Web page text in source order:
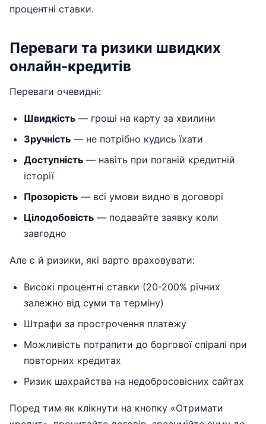
процентні ставки.
Переваги та ризики швидких
онлайн-кредитів
Переваги очевидні:
Швидкість — гроші на карту за хвилини
Зручність — не потрібно кудись їхати
Доступність — навіть при поганій кредитній
історії
Прозорість — всі умови видно в договорі
Цілодобовість — подавайте заявку коли
завгодно
Але є й ризики, які варто враховувати:
Високі процентні ставки (20-200% річних
залежно від суми та терміну)
Штрафи за прострочення платежу
Можливість потрапити до боргової спіралі при
повторних кредитах
Ризик шахрайства на недобросовісних сайтах
Поред тим як клікнути на кнопку «Отримати